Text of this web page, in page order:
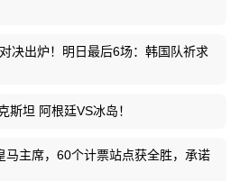
决出炉！明日最后6场：韩国队祈求
斯坦 阿根廷VS冰岛！
马主席，60个计票站点获全胜，承诺